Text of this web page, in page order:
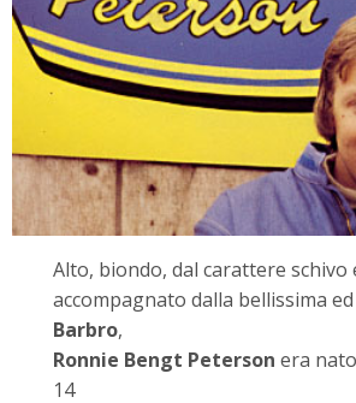
Alto, biondo, dal carattere schivo
accompagnato dalla bellissima
Barbro,
Ronnie Bengt Peterson era
14